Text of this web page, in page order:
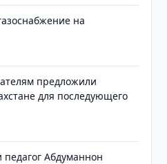
на
предложили
для последующего
Абдуманнон